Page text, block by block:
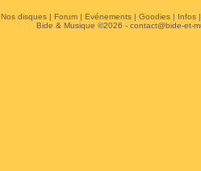
Nos disques| Forum| Evénements| Goodies| Infos
Bide & Musique ©2026 - contact@bide-et-